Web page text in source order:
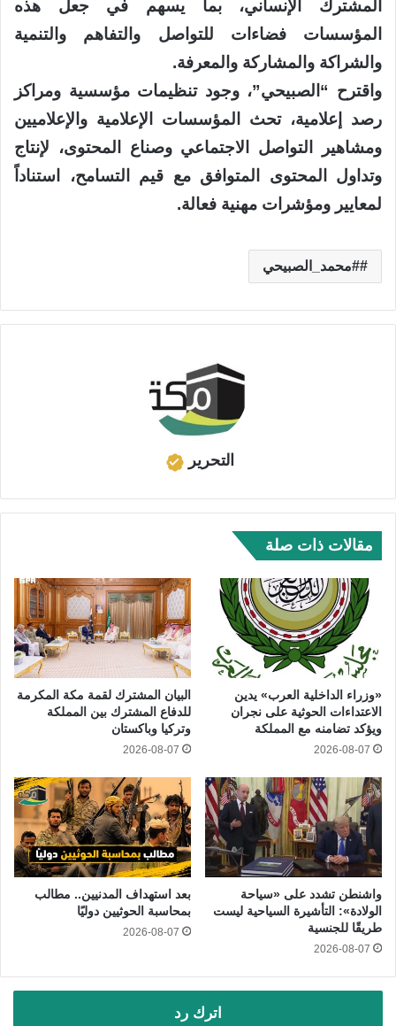
المشترك الإنساني، بما يسهم في جعل هذه
المؤسسات فضاءات للتواصل والتفاهم والتنمية
والشراكة والمشاركة والمعرفة.
واقترح “الصبيحي”، وجود تنظيمات مؤسسية ومراكز
رصد إعلامية، تحث المؤسسات الإعلامية والإعلاميين
ومشاهير التواصل الاجتماعي وصناع المحتوى، لإنتاج
وتداول المحتوى المتوافق مع قيم التسامح، استناداً
لمعايير ومؤشرات مهنية فعالة.
#محمد_الصبيحي
التحرير
مقالات ذات صلة
«وزراء الداخلية العرب» يدين
الاعتداءات الحوثية على نجران
ويؤكد تضامنه مع المملكة
2026-08-07
البيان المشترك لقمة مكة المكرمة
للدفاع المشترك بين المملكة
وتركيا وباكستان
2026-08-07
واشنطن تشدد على «سياحة
الولادة»: التأشيرة السياحية ليست
طريقًا للجنسية
2026-08-07
بعد استهداف المدنيين.. مطالب
بمحاسبة الحوثيين دوليًا
2026-08-07
اترك رد